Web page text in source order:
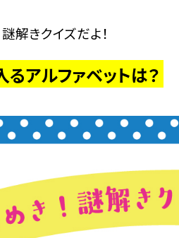
謎解きクイズだよ！
アルファベットは？